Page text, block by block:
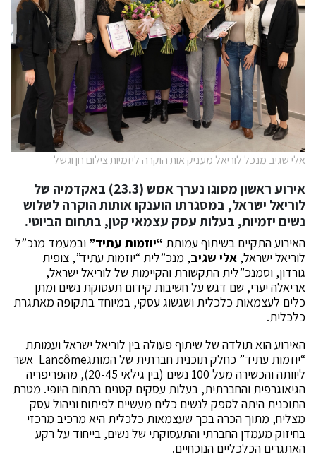
אלי שגיב מנכל לוריאל מעניק אות הוקרה ליזמיות צילום חן וגשל
אירוע ראשון מסוגו נערך אמש (23.3) באקדמיה של
לוריאל ישראל, במסגרתו הוענקו אותות הוקרה לשלוש
נשים יזמיות, בעלות עסק עצמאי קטן, בתחום הביוטי.
האירוע התקיים בשיתוף עמותת “יוזמות עתיד”ובמעמד מנכ”ל
לוריאל ישראל, אלי שגיב, מנכ”לית “יוזמות עתיד”, צופית
גורדון, וסמנכ”לית התקשורת והקיימות של לוריאל ישראל,
אריאלה יערי, שם דגש על חשיבות קידום תעסוקת נשים ומתן
כלים לעצמאות כלכלית ושגשוג עסקי, במיוחד בתקופה מאתגרת
כלכלית.
האירוע הוא תולדה של שיתוף פעולה בין לוריאל ישראל ועמותת
“יוזמות עתיד” כחלק תוכנית חברתית של המותגLancôme אשר
ליוותה והכשירה מעל 100 נשים (בין גילאי 20-45), מהפריפריה
הגיאוגרפית והחברתית, בעלות עסקים קטנים בתחום היופי. מטרת
התוכנית היתה לספק לנשים כלים מעשיים לפיתוח וניהול עסק
מצליח, מתוך הכרה בכך שעצמאות כלכלית היא מרכיב מרכזי
בחיזוק מעמדן החברתי והתעסוקתי של נשים, בייחוד על רקע
האתגרים הכלכליים הנוכחיים.